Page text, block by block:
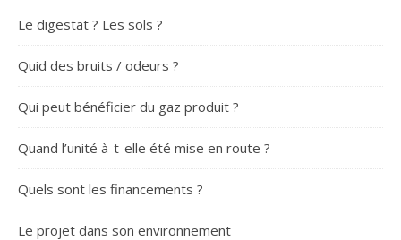
Le digestat ? Les sols ?
Quid des bruits / odeurs ?
Qui peut bénéficier du gaz produit ?
Quand l’unité à-t-elle été mise en route ?
Quels sont les financements ?
Le projet dans son environnement